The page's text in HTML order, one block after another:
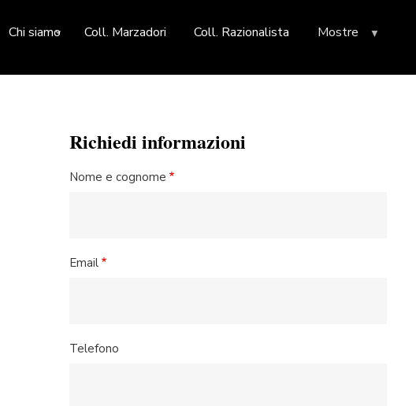
Chi siamo Coll. Marzadori Coll. Razionalista Mostre
Richiedi informazioni
Nome e cognome
Email
Telefono